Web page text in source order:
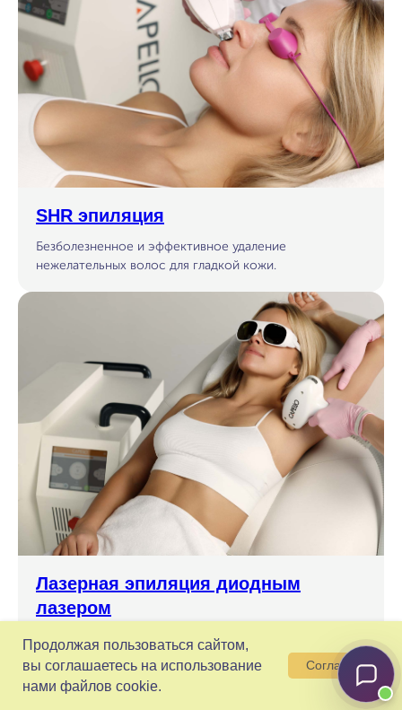
SHR эпиляция
Безболезненное и эффективное удаление
нежелательных волос для гладкой кожи.
Лазерная эпиляция диодным
лазером
Быстрое и долговременное избавление
от нежелательных волос без раздражения.
Продолжая пользоваться сайтом,
вы соглашаетесь на использование
нами файлов cookie.
Согласен